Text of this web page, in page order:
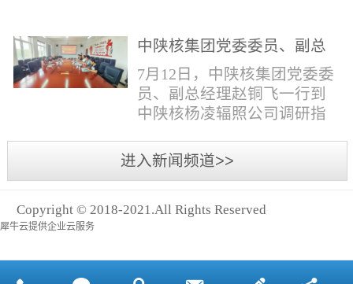
子工程社招5何晔女1979年10
月本科西安财经学院工商管
理社招6张柳怡女1998...
如下：一、招聘岗位及人数
见附件1二、招聘范围（1）
社会招聘：面向社会招聘。
（2）应届生招聘：国家计划
内统一招收的全日制院校应
届毕业生，重点院校应届毕
业生优先；回国一年内取得
国家教育部出具的学历（学
三、招聘流程（一）个人报
中陕核集团党委委员、副总
经理赵铜飞一行到中陕核杨
凌辐照公司调研指导工作
7月12日，中陕核集团党委委
员、副总经理赵铜飞一行到
中陕核杨凌辐照公司调研指
息部部长赵磊，中陕核核盛
公司执行董事张鹏，核盛公
执行董事李奎等陪同调研。
进入新闻频道>>
Copyright © 2018-2021.All Rights Reserved
犀牛云提供企业云服务